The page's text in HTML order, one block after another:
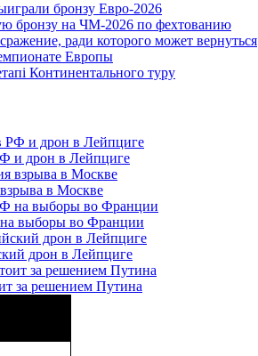
бронзу Евро-2026
бронзу на ЧМ-2026 по фехтованию
ради которого может вернуться
Европы
Континентального туру
и дрон в Лейпциге
в Москве
выборы во Франции
дрон в Лейпциге
за решением Путина